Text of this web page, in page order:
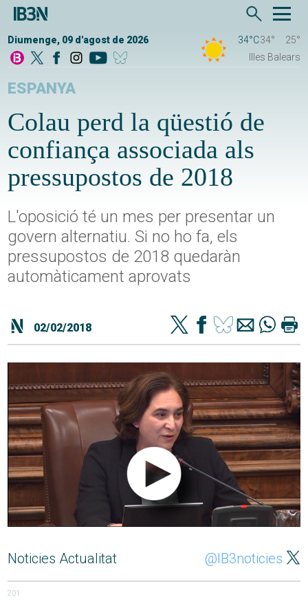
Diumenge, 09 d'agost de 2026 34°C34°
25°
Illes Balears
ESPANYA
Colau perd la qüestió de
confiança associada als
pressupostos de 2018
L'oposició té un mes per presentar un
govern alternatiu. Si no ho fa, els
pressupostos de 2018 quedaràn
automàticament aprovats
02/02/2018
Noticies Actualitat @IB3noticies
201